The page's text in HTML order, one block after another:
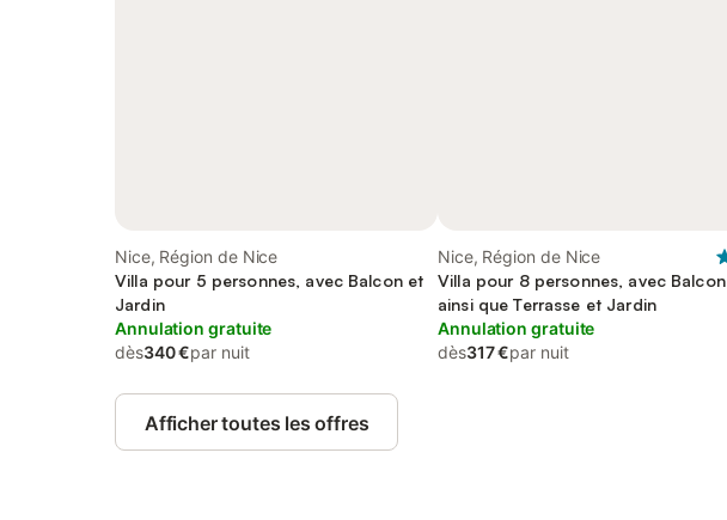
Nice, Région de Nice
Villa pour 5 personnes, avec Balcon et
Jardin
Annulation gratuite
dès340 €par nuit
Nice, Région de Nice
Villa pour 8 personnes, avec Balcon
ainsi que Terrasse et Jardin
Annulation gratuite
dès317 €par nuit
Afficher toutes les offres